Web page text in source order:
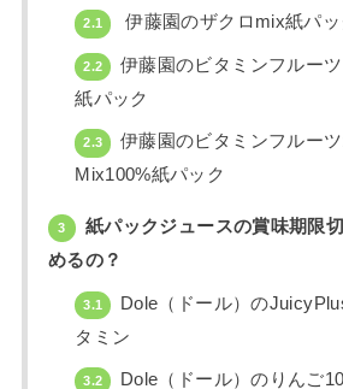
2.1 伊藤園のザクロmix紙パッ
2.2
伊藤園のビタミンフルー
紙パック
2.3
伊藤園のビタミンフルー
Mix100%紙パック
3
紙パックジュースの賞味期限
めるの？
3.1
Dole（ドール）の
タミン
3.2 Dole（ドール）のりんご